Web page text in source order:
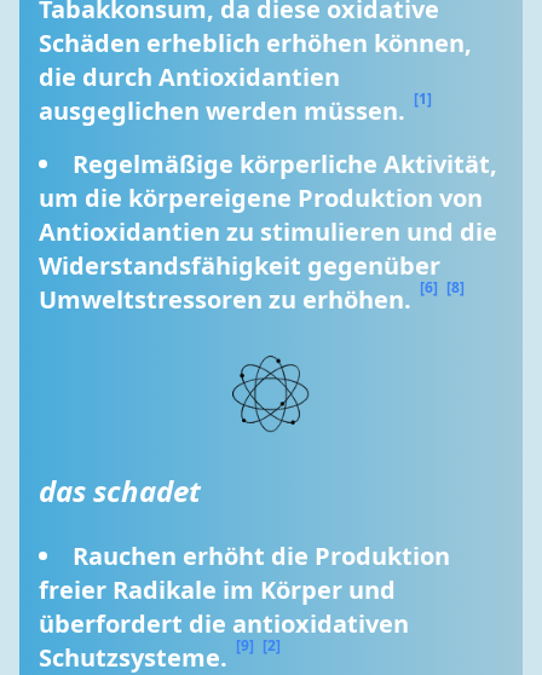
Tabakkonsum, da diese oxidative
Schäden erheblich erhöhen können,
die durch Antioxidantien
ausgeglichen werden müssen. [1]
Regelmäßige körperliche Aktivität,
um die körpereigene Produktion von
Antioxidantien zu stimulieren und die
Widerstandsfähigkeit gegenüber
Umweltstressoren zu erhöhen. [6] [8]
das schadet
Rauchen erhöht die Produktion
freier Radikale im Körper und
überfordert die antioxidativen
Schutzsysteme. [9] [2]